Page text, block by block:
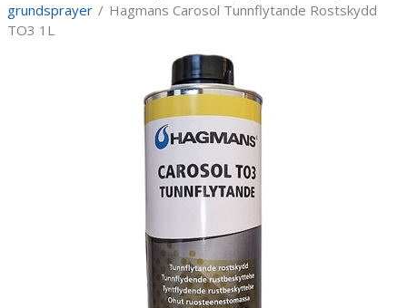
grundsprayer / Hagmans Carosol Tunnflytande Rostskydd
TO3 1L